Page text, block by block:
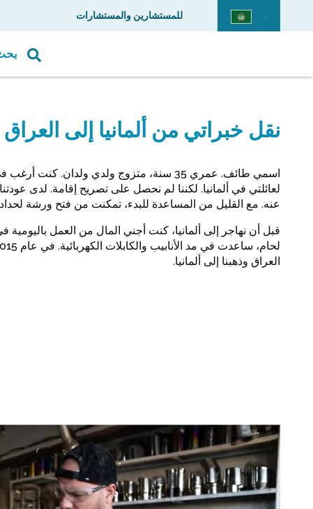
للمستشارين والمستشارات
نقل خبراتي من ألمانيا إلى العراق
اسمي طائف. عمري 35 سنة، متزوج ولدي ولدان.
لعائلتي في ألمانيا. لكننا لم نحصل على تصريح إقامة. لدى
عنه. مع القليل من المساعدة للبدء، تمكنت من فتح ورشة
قبل أن نهاجر إلى ألمانيا، كنت أجني المال من العمل باليومية
العراق وذهبنا إلى ألمانيا.